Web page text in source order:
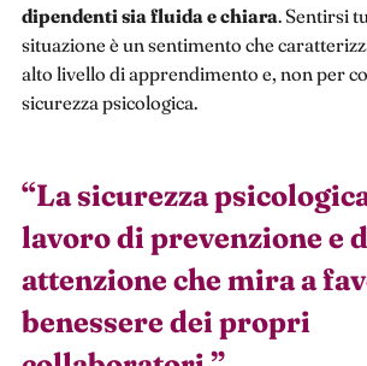
dipendenti sia fluida e chiara. Sentirsi
situazione è un sentimento che
alto livello di apprendimento e, non per
sicurezza psicologica.
“La sicurezza
lavoro di prevenzione e
attenzione che mira a
benessere dei propri